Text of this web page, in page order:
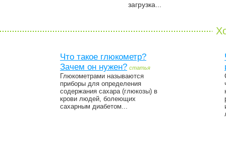
загрузка...
Что такое глюкометр?
Зачем он нужен? статья
Глюкометрами называются
приборы для определения
содержания сахара (глюкозы) в
крови людей, болеющих
сахарным диабетом...